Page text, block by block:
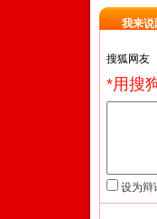
我来说
*用搜
设为辩